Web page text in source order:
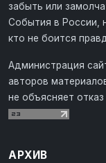
забыть или
События в России,
кто не боится
Администрация
авторов
не объясняет
АРХИВ